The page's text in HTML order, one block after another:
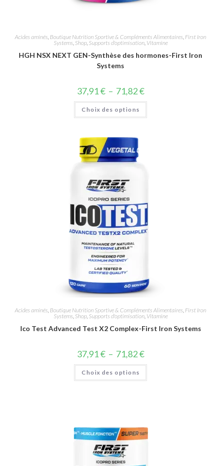
Acides aminés Boutique Nutrition Sportive & Compléments Alimentaires First Iron
Systems Shop, Supports d'optimisation, Vitamine
HGH NSX NEXT GEN-Synthèse des hormones-First Iron
Systems
37,91€ – 71,82€
Choix des options
Acides aminés, Boutique Nutrition Sportive & Compléments Alimentaires, First Iron
Systems, Shop, Supports d'optimisation, Vitamine
Ico Test Advanced Test X2 Complex-First Iron Systems
37,91€ – 71,82€
Choix des options